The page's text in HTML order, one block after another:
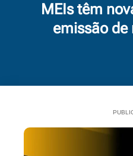
MEIs têm
emissão